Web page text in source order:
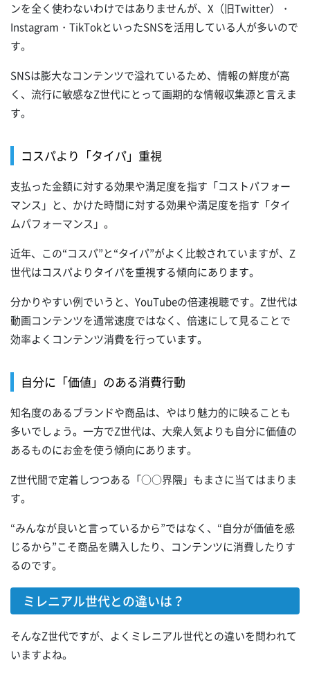
ンを全く使わないわけではありませんが、X（旧Twitter）・
Instagram・TikTokといったSNSを活用している人が多いので
す。
SNSは膨大なコンテンツで溢れているため、情報の鮮度が高
く、流行に敏感なZ世代にとって画期的な情報収集源と言えま
す。
コスパより「タイパ」重視
支払った金額に対する効果や満足度を指す「コストパフォー
マンス」と、かけた時間に対する効果や満足度を指す「タイ
ムパフォーマンス」。
近年、この“コスパ”と“タイパ”がよく比較されていますが、Z
世代はコスパよりタイパを重視する傾向にあります。
分かりやすい例でいうと、YouTubeの倍速視聴です。Z世代は
動画コンテンツを通常速度ではなく、倍速にして見ることで
効率よくコンテンツ消費を行っています。
自分に「価値」のある消費行動
知名度のあるブランドや商品は、やはり魅力的に映ることも
多いでしょう。一方でZ世代は、大衆人気よりも自分に価値の
あるものにお金を使う傾向にあります。
Z世代間で定着しつつある「○○界隈」もまさに当てはまりま
す。
“みんなが良いと言っているから”ではなく、“自分が価値を感
じるから”こそ商品を購入したり、コンテンツに消費したりす
るのです。
ミレニアル世代との違いは？
そんなZ世代ですが、よくミレニアル世代との違いを問われて
いますよね。